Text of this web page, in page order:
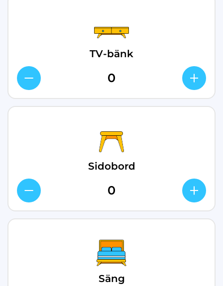
TV-bänk
Sidobord
Säng